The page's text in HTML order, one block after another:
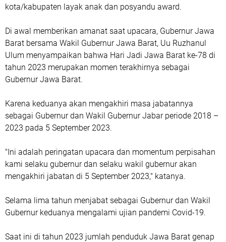
kota/kabupaten layak anak dan posyandu award.
Di awal memberikan amanat saat upacara, Gubernur Jawa
Barat bersama Wakil Gubernur Jawa Barat, Uu Ruzhanul
Ulum menyampaikan bahwa Hari Jadi Jawa Barat ke-78 di
tahun 2023 merupakan momen terakhirnya sebagai
Gubernur Jawa Barat.
Karena keduanya akan mengakhiri masa jabatannya
sebagai Gubernur dan Wakil Gubernur Jabar periode 2018 –
2023 pada 5 September 2023.
"Ini adalah peringatan upacara dan momentum perpisahan
kami selaku gubernur dan selaku wakil gubernur akan
mengakhiri jabatan di 5 September 2023," katanya.
Selama lima tahun menjabat sebagai Gubernur dan Wakil
Gubernur keduanya mengalami ujian pandemi Covid-19.
Saat ini di tahun 2023 jumlah penduduk Jawa Barat genap